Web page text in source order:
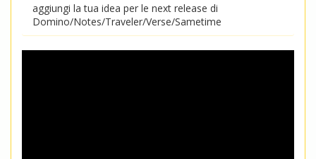
aggiungi la tua idea per le next release di
Domino/Notes/Traveler/Verse/Sametime